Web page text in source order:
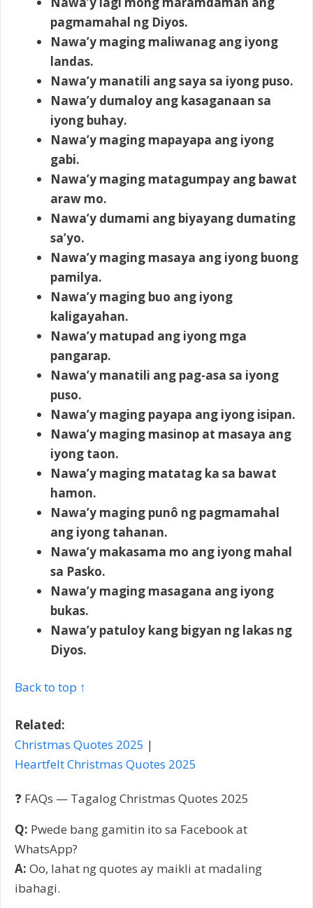
pagmamahal ng Diyos.
Nawa’y maging maliwanag ang iyong
landas.
Nawa’y manatili ang saya sa iyong puso.
Nawa’y dumaloy ang kasaganaan sa
iyong buhay.
Nawa’y maging mapayapa ang iyong
gabi.
Nawa’y maging matagumpay ang bawat
araw mo.
Nawa’y dumami ang biyayang dumating
sa’yo.
Nawa’y maging masaya ang iyong buong
pamilya.
Nawa’y maging buo ang iyong
kaligayahan.
Nawa’y matupad ang iyong mga
pangarap.
Nawa’y manatili ang pag-asa sa iyong
puso.
Nawa’y maging payapa ang iyong isipan.
Nawa’y maging masinop at masaya ang
iyong taon.
Nawa’y maging matatag ka sa bawat
hamon.
Nawa’y maging punô ng pagmamahal
ang iyong tahanan.
Nawa’y makasama mo ang iyong mahal
sa Pasko.
Nawa’y maging masagana ang iyong
bukas.
Nawa’y patuloy kang bigyan ng lakas ng
Diyos.
Back to top ↑
Related:
Christmas Quotes 2025 |
Heartfelt Christmas Quotes 2025
❓ FAQs — Tagalog Christmas Quotes 2025
Q: Pwede bang gamitin ito sa Facebook at
WhatsApp?
A: Oo, lahat ng quotes ay maikli at madaling
ibahagi.